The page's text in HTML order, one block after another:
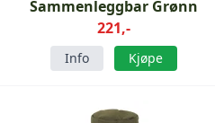
Sammenleggbar Grønn
221,-
Info Kjøpe